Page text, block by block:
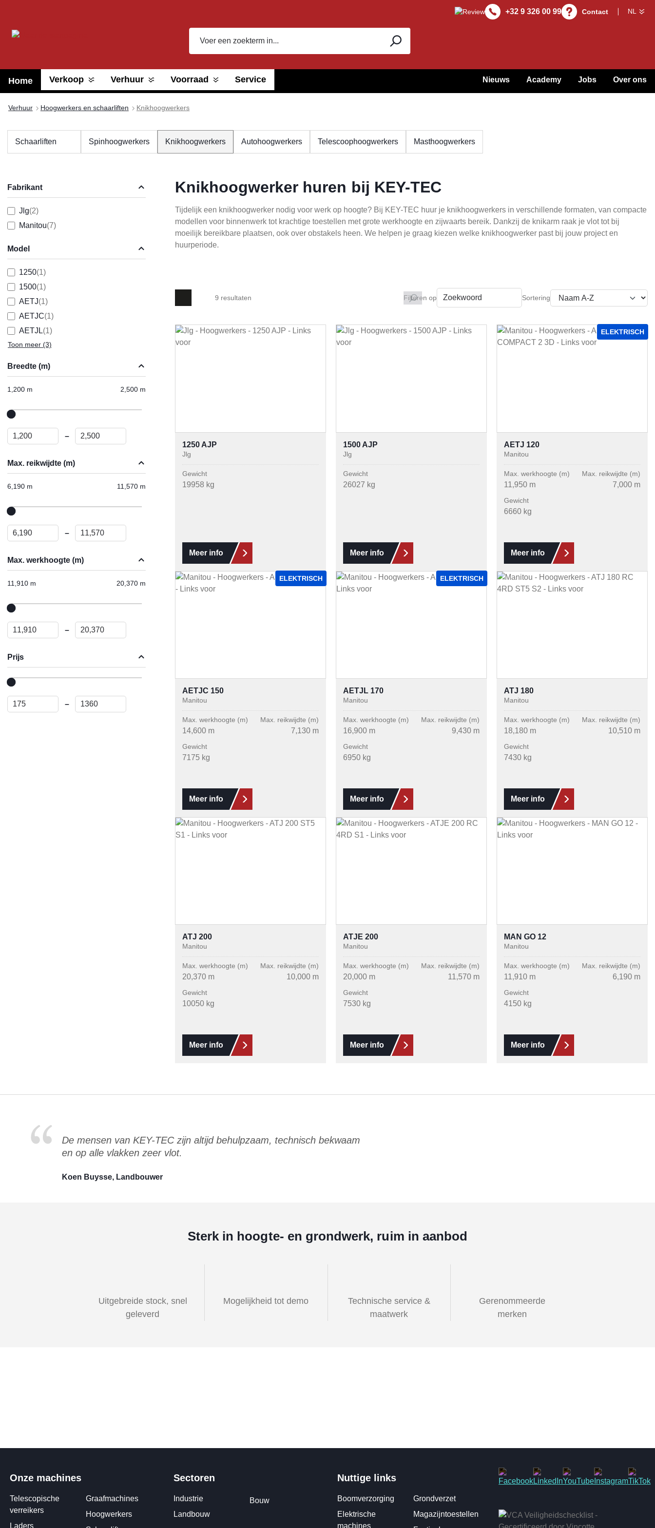
+32 9 326 00 99 Contact
Home Verkoop Verhuur Voorraad Service Nieuws Academy Jobs Over ons
Verhuur Hoogwerkers en schaarliften Knikhoogwerkers
Schaarliften Spinhoogwerkers Knikhoogwerkers Autohoogwerkers Telescoophoogwerkers Masthoogwerkers
Fabrikant
Jlg(2)
Manitou(7)
Model
1250(1)
1500(1)
AETJ(1)
AETJC(1)
AETJL(1)
Toon meer (3)
Breedte (m)
–
1,200 m 2,500 m
Max. reikwijdte (m)
–
6,190 m 11,570 m
Max. werkhoogte (m)
–
11,910 m 20,370 m
Prijs
–
Knikhoogwerker huren bij KEY-TEC
Tijdelijk een knikhoogwerker nodig voor werk op hoogte? Bij KEY-TEC huur je knikhoogwerkers in verschillende formaten, van compacte
modellen voor binnenwerk tot krachtige toestellen met grote werkhoogte en zijwaarts bereik. Dankzij de knikarm raak je vlot tot bij
moeilijk bereikbare plaatsen, ook over obstakels heen. We helpen je graag kiezen welke knikhoogwerker past bij jouw project en
huurperiode.
9 resultaten Filteren op
1250 AJP
Jlg
Gewicht
19958 kg
Meer info
1500 AJP
Jlg
Gewicht
26027 kg
Meer info
ELEKTRISCH
AETJ 120
Manitou
Max. werkhoogte (m)
11,950 m
Max. reikwijdte (m)
7,000 m
Gewicht
6660 kg
Meer info
ELEKTRISCH
AETJC 150
Manitou
Max. werkhoogte (m)
14,600 m
Max. reikwijdte (m)
7,130 m
Gewicht
7175 kg
Meer info
ELEKTRISCH
AETJL 170
Manitou
Max. werkhoogte (m)
16,900 m
Max. reikwijdte (m)
9,430 m
Gewicht
6950 kg
Meer info
ATJ 180
Manitou
Max. werkhoogte (m)
18,180 m
Max. reikwijdte (m)
10,510 m
Gewicht
7430 kg
Meer info
ATJ 200
Manitou
Max. werkhoogte (m)
20,370 m
Max. reikwijdte (m)
10,000 m
Gewicht
10050 kg
Meer info
ATJE 200
Manitou
Max. werkhoogte (m)
20,000 m
Max. reikwijdte (m)
11,570 m
Gewicht
7530 kg
Meer info
MAN GO 12
Manitou
Max. werkhoogte (m)
11,910 m
Max. reikwijdte (m)
6,190 m
Gewicht
4150 kg
Meer info
De mensen van KEY-TEC zijn altijd behulpzaam, technisch bekwaam
en op alle vlakken zeer vlot.
Koen Buysse, Landbouwer
Sterk in hoogte- en grondwerk, ruim in aanbod
Uitgebreide stock, snel
geleverd
Mogelijkheid tot demo
Technische service &
maatwerk
Gerenommeerde
merken
Onze machines
Telescopische
verreikers
Laders
Graafmachines
Hoogwerkers
Sectoren
Industrie
Landbouw
Bouw
Nuttige links
Boomverzorging
Elektrische
machines
Grondverzet
Magazijntoestellen